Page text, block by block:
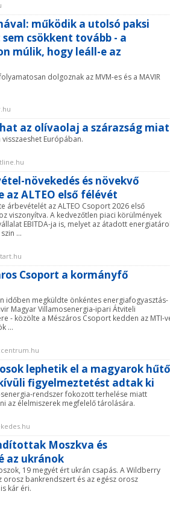
működik a utolsó paksi
csökkent tovább - a
múlik, hogy leáll-e az
dolgoznak az MVM-es és a MAVIR
az olívaolaj a szárazság
Európában.
növekedés és növekvő
az ALTEO első félévét
árbevételét az ALTEO Csoport 2026 első
viszonyítva. A kedvezőtlen piaci körülmények
EBITDA-ja is, melyet az átadott
...
Csoport a kormányfő
időben megküldte önkéntes energiafogyasztás-
Magyar Villamosenergia-ipari Átviteli
- közölte a Mészáros Csoport kedden az MTI-
...
lephetik el a magyarok
figyelmeztetést adtak ki
rendszer fokozott terhelése miatt
az élelmiszerek megfelelő tárolására.
Moszkva és
az ukránok
19 megyét ért ukrán csapás. A Wildberry
orosz bankrendszert és az egész orosz
kár éri.